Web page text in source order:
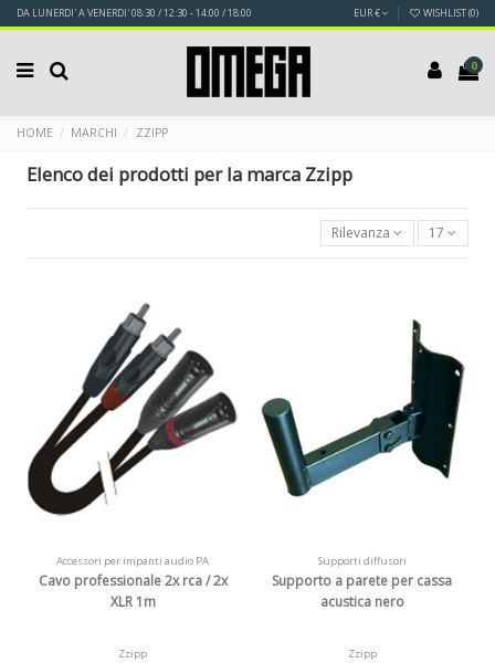
DA LUNERDI' A VENERDI' 08:30 / 12:30 - 14:00 / 18:00 EUR € WISHLIST (0)
0
HOME MARCHI ZZIPP
Elenco dei prodotti per la marca Zzipp
Rilevanza 17
Accessori per impanti audio PA
Cavo professionale 2x rca / 2x
XLR 1m
Zzipp
Supporti diffusori
Supporto a parete per cassa
acustica nero
Zzipp